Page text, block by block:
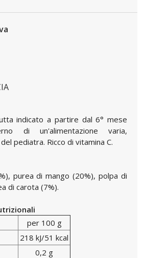
indicato a partire dal 6° mese
di un'alimentazione varia,
pediatra. Ricco di vitamina C.
purea di mango (20%), polpa di
di carota (7%).
per 100 g
218 kJ/51 kcal
0,2 g